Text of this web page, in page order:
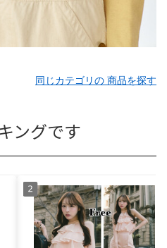
同じカテゴリの 商品を探す
ングです